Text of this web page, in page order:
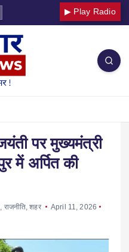
▶ Play Radio
पर मुख्यमंत्री
में अर्पित की
राजनीति ,शहर
April 11, 2026